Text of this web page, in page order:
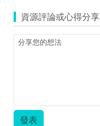
資源評論或心得分享
發表